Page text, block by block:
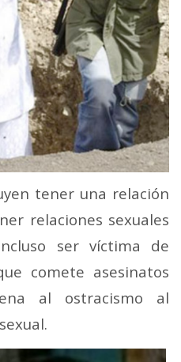
tener una relación
relaciones sexuales
ser víctima de
comete asesinatos
al ostracismo al